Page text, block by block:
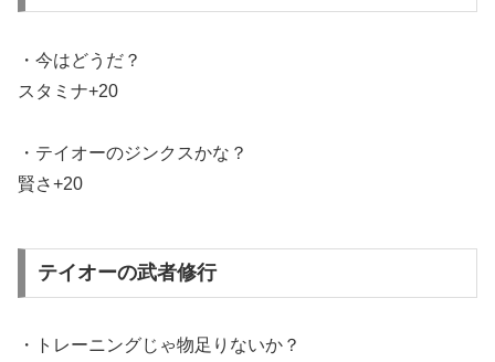
・今はどうだ？
スタミナ+20
・テイオーのジンクスかな？
賢さ+20
テイオーの武者修行
・トレーニングじゃ物足りないか？